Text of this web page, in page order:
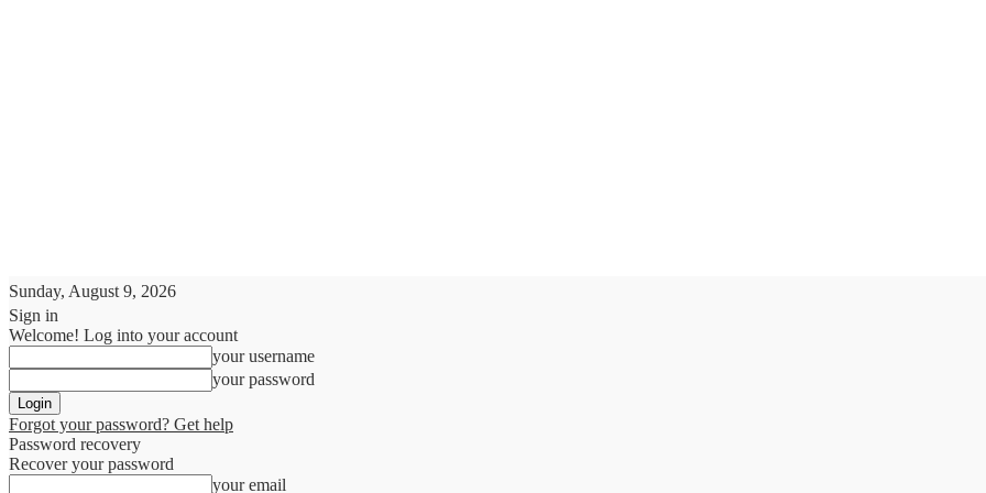
Sunday, August 9, 2026
Sign in
Welcome! Log into your account
your username
your password
Forgot your password? Get help
Password recovery
Recover your password
your email